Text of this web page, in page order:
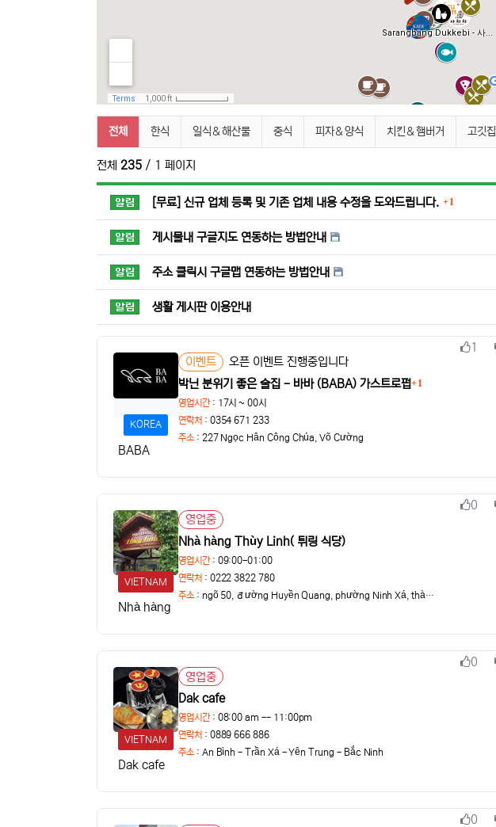
박닌 맛집 (Nhà hàng Bắc Ninh) 분류 목록
전체 한식 일식＆해산물 중식 피자＆양식 치킨＆햄버거 고깃집
전체 235 / 1 페이지
공지사항
[무료] 신규 업체 등록 및 기존 업체 내용 수정을 도와드립니다. 댓글
1
공지사항
게시물내 구글지도 연동하는 방법안내
공지사항
주소 클릭시 구글맵 연동하는 방법안내
공지사항
생활 게시판 이용안내
KOREA
BABA
이벤트
오픈 이벤트 진행중입니다
박닌 분위기 좋은 술집 - 바바 (BABA) 가스트로펍
댓글
1
영업시간: 17시 ~ 00시
연락처 : 0354 671 233
주소: 227 Ngọc Hân Công Chúa, Võ Cường
1
비추천
상태
VIETNAM
Nhà hàng Thùy Linh
영업중
Nhà hàng Thùy Linh( 튀링 식당)
영업시간: 09:00-01:00
연락처 : 0222 3822 780
주소: ngõ 50, đường Huyền Quang, phường Ninh Xá, thành p
0
비추천
상태
VIETNAM
Dak cafe
영업중
Dak cafe
영업시간: 08:00 am -- 11:00pm
연락처 : 0889 666 886
주소: An Bình - Trần Xá - Yên Trung - Bắc Ninh
0
비추천
0